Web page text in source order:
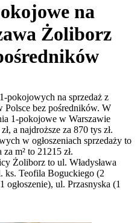
na
Żoliborz
pokojowych na sprzedaż z
bez pośredników. W
1-pokojowe w Warszawie
a najdroższe za 870 tys zł.
w ogłoszeniach sprzedaży to
m² to 21215 zł.
Żoliborz to ul. Władysława
ks. Teofila Boguckiego (2
ogłoszenie), ul. Przasnyska (1